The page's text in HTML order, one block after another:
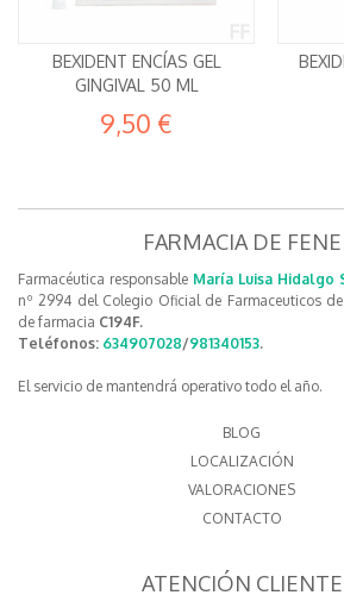
BEXIDENT ENCÍAS GEL
GINGIVAL 50 ML
9,50 €
FARMACIA DE FENE
Farmacéutica responsable María Luisa Hidalgo
nº 2994 del Colegio Oficial de Farmaceuticos
de farmacia C194F.
Teléfonos: 634907028/981340153.
El servicio de mantendrá operativo todo el año.
BLOG
LOCALIZACIÓN
VALORACIONES
CONTACTO
ATENCIÓN CLIENTE